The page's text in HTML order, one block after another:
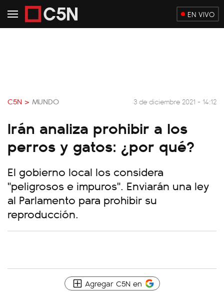
EN VIVO
C5N > MUNDO 3 de diciembre 2021 - 14:12
Irán analiza prohibir a los
perros y gatos: ¿por qué?
El gobierno local los considera
"peligrosos e impuros". Enviarán una ley
al Parlamento para prohibir su
reproducción.
Agregar C5N en